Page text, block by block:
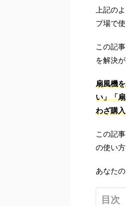
上記の
プ場で
この記
を解決
扇風機
い」「
わざ購
この記
の使い
あなた
目次